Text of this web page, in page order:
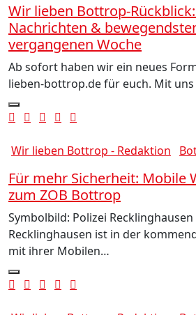
Wir lieben Bottrop-
Nachrichten &
vergangenen Woche
Ab sofort haben wir ein neues
lieben-bottrop.de für euch. Mit
Wir lieben Bottrop - Redaktion
Für mehr Sicherheit: Mobile
zum ZOB Bottrop
Symbolbild: Polizei Recklinghausen
Recklinghausen ist in der
mit ihrer Mobilen…